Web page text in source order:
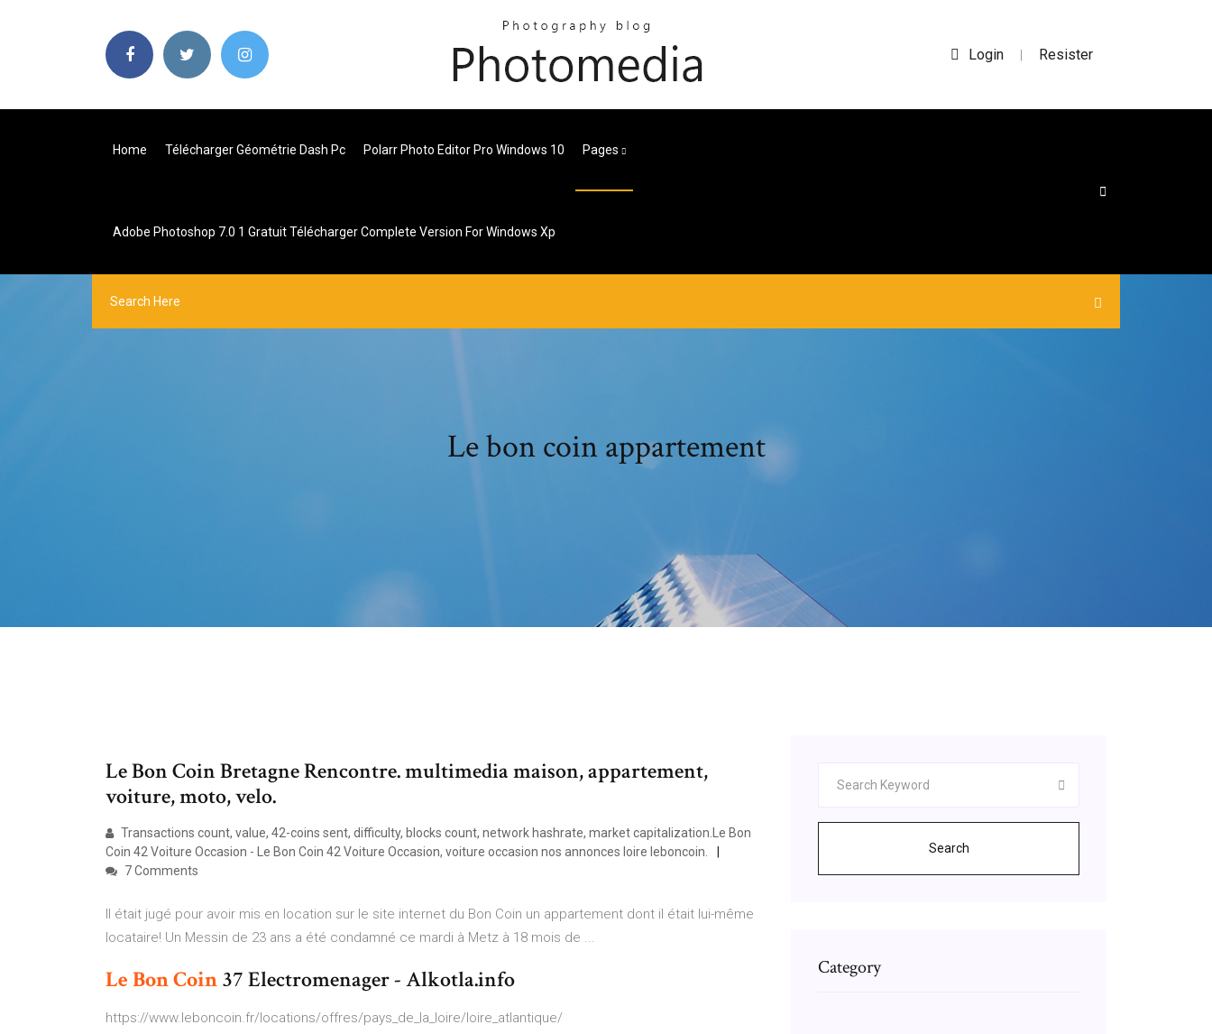
Login | Resister
Home Télécharger Géométrie Dash Pc Polarr Photo Editor Pro Windows 10 Pages
Adobe Photoshop 7.0 1 Gratuit Télécharger Complete Version For Windows Xp
Le bon coin appartement
Le Bon Coin Bretagne Rencontre. multimedia maison, appartement,
voiture, moto, velo.
Transactions count, value, 42-coins sent, difficulty, blocks count, network hashrate, market capitalization.Le Bon
Coin 42 Voiture Occasion - Le Bon Coin 42 Voiture Occasion, voiture occasion nos annonces loire leboncoin.
7 Comments
Il était jugé pour avoir mis en location sur le site internet du Bon Coin un appartement dont il était lui-même
locataire! Un Messin de 23 ans a été condamné ce mardi à Metz à 18 mois de ...
Le BonCoin37 Electromenager - Alkotla.info
https://www.leboncoin.fr/locations/offres/pays_de_la_loire/loire_atlantique/
Search
Category